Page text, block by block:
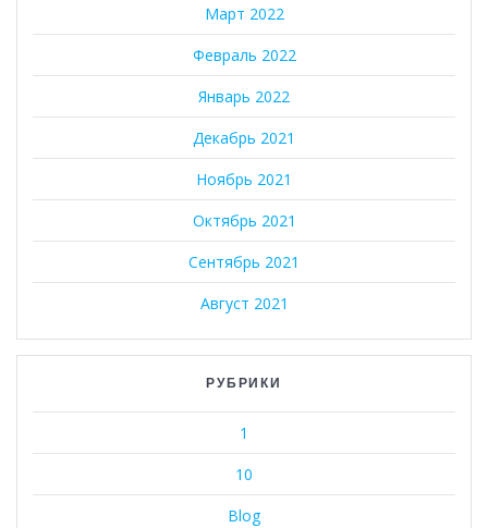
Март 2022
Февраль 2022
Январь 2022
Декабрь 2021
Ноябрь 2021
Октябрь 2021
Сентябрь 2021
Август 2021
РУБРИКИ
1
10
Blog